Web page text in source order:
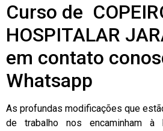
Curso de
HOSPITALAR
em contato
Whatsapp
As profundas modificações que
de trabalho nos encaminham à